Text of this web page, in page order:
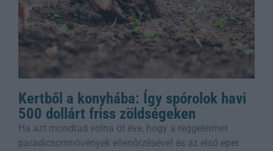
Kertből a konyhába: Így spórolok havi
500 dollárt friss zöldségeken
Ha azt mondtad volna öt éve, hogy a reggeleimet
paradicsomnövények ellenőrzésével és az első eper